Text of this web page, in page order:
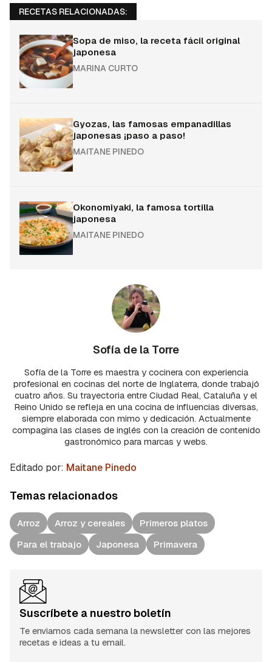
RECETAS RELACIONADAS:
Sopa de miso, la receta fácil original
japonesa
MARINA CURTO
Gyozas, las famosas empanadillas
japonesas ¡paso a paso!
MAITANE PINEDO
Okonomiyaki, la famosa tortilla
japonesa
MAITANE PINEDO
Sofía de la Torre
Sofía de la Torre es maestra y cocinera con experiencia
profesional en cocinas del norte de Inglaterra, donde trabajó
cuatro años. Su trayectoria entre Ciudad Real, Cataluña y el
Reino Unido se refleja en una cocina de influencias diversas,
siempre elaborada con mimo y dedicación. Actualmente
compagina las clases de inglés con la creación de contenido
gastronómico para marcas y webs.
Editado por: Maitane Pinedo
Temas relacionados
Arroz Arroz y cereales
Primeros platos
Para el trabajo
Japonesa Primavera
Suscríbete a nuestro boletín
Te enviamos cada semana la newsletter con las mejores
recetas e ideas a tu email.